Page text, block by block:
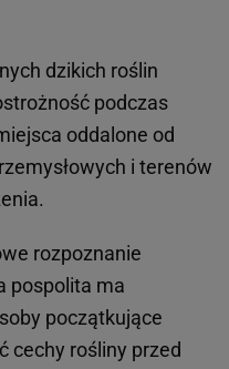
dzikich roślin
podczas
oddalone od
i terenów
rozpoznanie
pospolita ma
początkujące
cechy rośliny przed